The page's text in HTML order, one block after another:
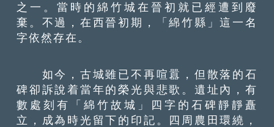
之一。當時的綿竹城在晉初就已經遭到廢
棄。不過，在西晉初期，「綿竹縣」這一名
字依然存在。
如今，古城雖已不再喧囂，但散落的石
碑卻訴說着當年的榮光與悲歌。遺址內，有
數處刻有「綿竹故城」四字的石碑靜靜矗
立，成為時光留下的印記。四周農田環繞，